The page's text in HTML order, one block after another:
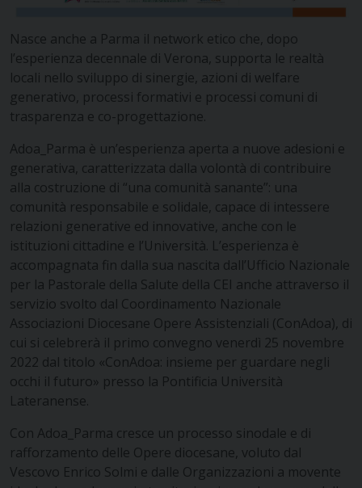
Nasce anche a Parma il network etico che, dopo
l’esperienza decennale di Verona, supporta le realtà
locali nello sviluppo di sinergie, azioni di welfare
generativo, processi formativi e processi comuni di
trasparenza e co-progettazione.
Adoa_Parma è un’esperienza aperta a nuove adesioni e
generativa, caratterizzata dalla volontà di contribuire
alla costruzione di “una comunità sanante”: una
comunità responsabile e solidale, capace di intessere
relazioni generative ed innovative, anche con le
istituzioni cittadine e l’Università. L’esperienza è
accompagnata fin dalla sua nascita dall’Ufficio Nazionale
per la Pastorale della Salute della CEI anche attraverso il
servizio svolto dal Coordinamento Nazionale
Associazioni Diocesane Opere Assistenziali (ConAdoa), di
cui si celebrerà il primo convegno venerdì 25 novembre
2022 dal titolo «ConAdoa: insieme per guardare negli
occhi il futuro» presso la Pontificia Università
Lateranense.
Con Adoa_Parma cresce un processo sinodale e di
rafforzamento delle Opere diocesane, voluto dal
Vescovo Enrico Solmi e dalle Organizzazioni a movente